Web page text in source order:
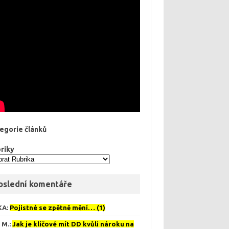
článků
komentáře
: Pojistné se zpětně mění… (1)
M.:Jak je klíčové mít DD kvůli nároku na